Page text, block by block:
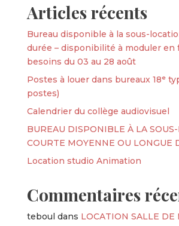
Articles récents
Bureau disponible à la sous-
durée – disponibilité à moduler en
besoins du 03 au 28 août
Postes à louer dans bureaux 18ᵉ
postes)
Calendrier du collège audiovisuel
BUREAU DISPONIBLE À LA
COURTE MOYENNE OU LONGUE
Location studio Animation
Commentaires
teboul dans LOCATION SALLE DE